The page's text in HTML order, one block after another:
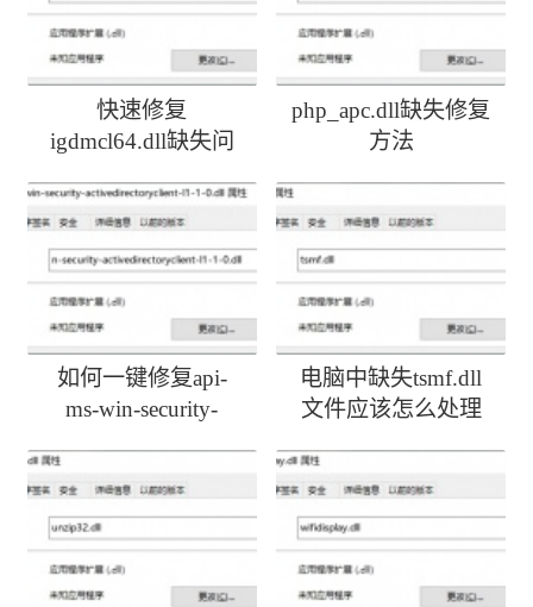
快速修复
igdmcl64.dll缺失问
php_apc.dll缺失修复
方法
如何一键修复api-
ms-win-security-
电脑中缺失tsmf.dll
文件应该怎么处理